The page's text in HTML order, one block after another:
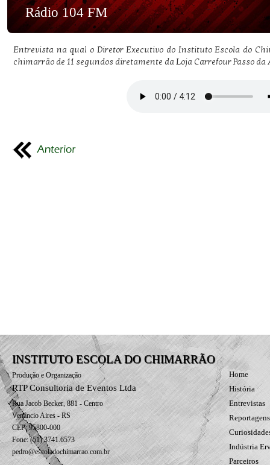
Rádio 104 FM
Entrevista na qual o Diretor Executivo do Instituto Escola do
chimarrão de 11 segundos diretamente da Loja Carrefour Passo da
INSTITUTO ESCOLA DO CHIMARRÃO
Produção e Organização
RTP Consultoria de Eventos Ltda
Rua Jacob Becker, 881 - Centro
Venâncio Aires - RS
CEP: 95800-000
Fone: (51) 3741.6573
pedro@escoladochimarrao.com.br
Home
História
Entrevistas
Reportagens
Indústria
Parceiros